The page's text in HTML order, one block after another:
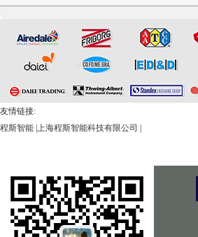
友情链接:
程斯智能 上海程斯智能科技有限公司